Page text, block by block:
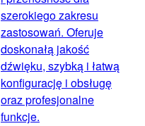
szerokiego zakresu
zastosowań. Oferuje
doskonałą jakość
dźwięku, szybką i łatwą
konfigurację i obsługę
oraz profesjonalne
funkcje.